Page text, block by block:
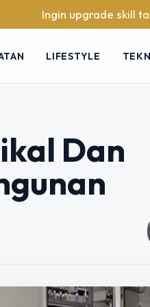
upgrade skill tanpa ribet?
LIFESTYLE
Dan